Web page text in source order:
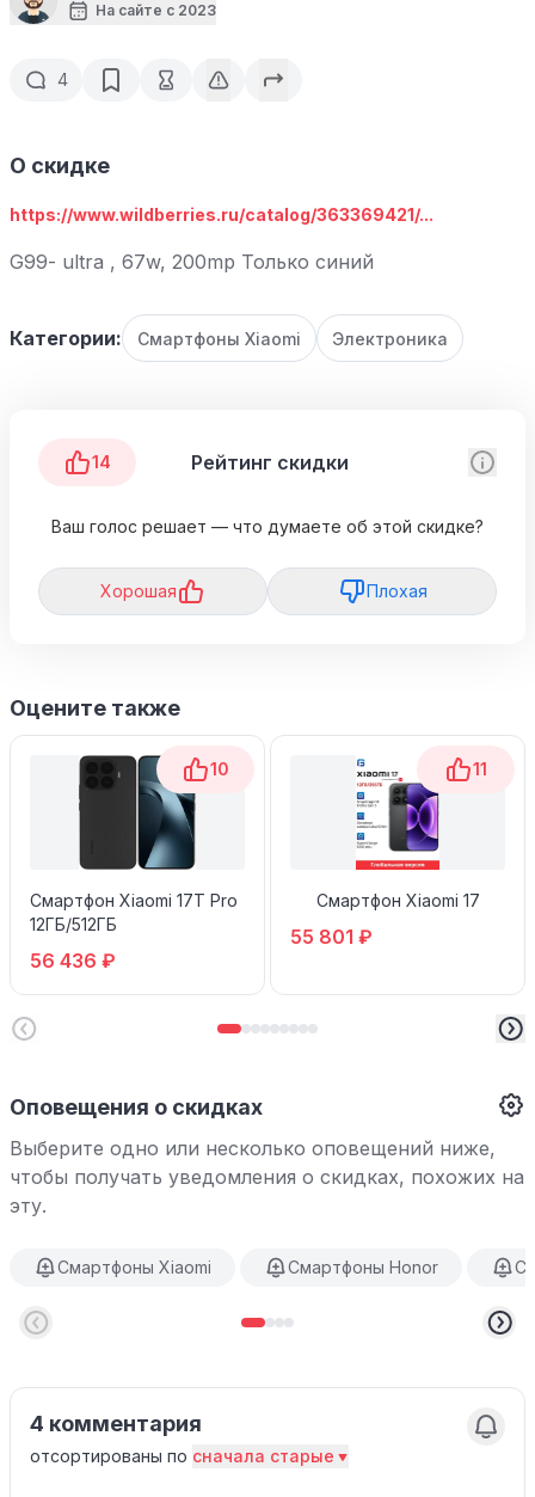
На сайте с 2023
4
О скидке
https://www.wildberries.ru/catalog/363369421/...
G99- ultra , 67w, 200mp Только синий
Категории: Смартфоны Xiaomi Электроника
14 Рейтинг скидки
Ваш голос решает — что думаете об этой скидке?
Хорошая Плохая
Оцените также
10
Смартфон Xiaomi 17T Pro
12ГБ/512ГБ
56 436 ₽
11
Смартфон Xiaomi 17
55 801 ₽
Оповещения о скидках
Выберите одно или несколько оповещений ниже,
чтобы получать уведомления о скидках, похожих на
эту.
Смартфоны Xiaomi Смартфоны Honor
4 комментария
отсортированы по сначала старые